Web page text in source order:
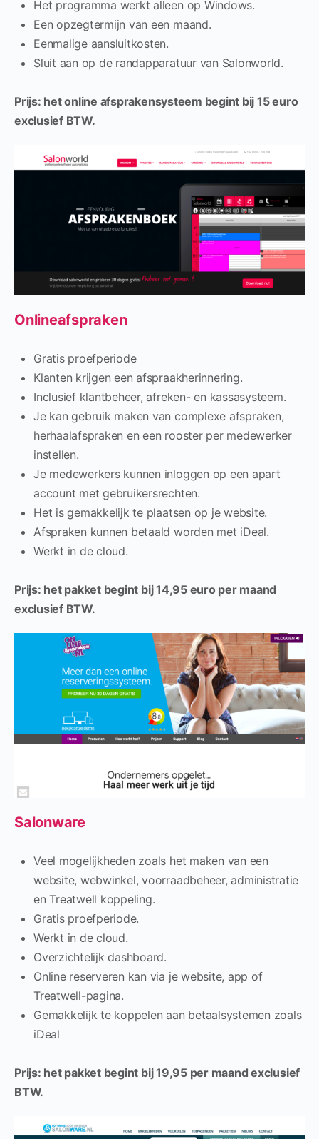
Het programma werkt alleen op Windows.
Een opzegtermijn van een maand.
Eenmalige aansluitkosten.
Sluit aan op de randapparatuur van Salonworld.
Prijs: het online afsprakensysteem begint bij 15 euro
exclusief BTW.
Onlineafspraken
Gratis proefperiode
Klanten krijgen een afspraakherinnering.
Inclusief klantbeheer, afreken- en kassasysteem.
Je kan gebruik maken van complexe afspraken,
herhaalafspraken en een rooster per medewerker
instellen.
Je medewerkers kunnen inloggen op een apart
account met gebruikersrechten.
Het is gemakkelijk te plaatsen op je website.
Afspraken kunnen betaald worden met iDeal.
Werkt in de cloud.
Prijs: het pakket begint bij 14,95 euro per maand
exclusief BTW.
Salonware
Veel mogelijkheden zoals het maken van een
website, webwinkel, voorraadbeheer, administratie
en Treatwell koppeling.
Gratis proefperiode.
Werkt in de cloud.
Overzichtelijk dashboard.
Online reserveren kan via je website, app of
Treatwell-pagina.
Gemakkelijk te koppelen aan betaalsystemen zoals
iDeal
Prijs: het pakket begint bij 19,95 per maand exclusief
BTW.